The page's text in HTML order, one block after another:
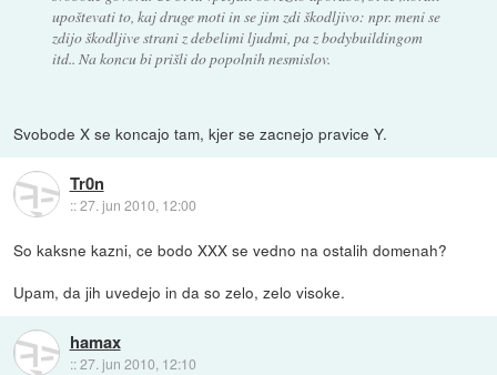
upoštevati to, kaj druge moti in se jim zdi škodljivo: npr. meni se
zdijo škodljive strani z debelimi ljudmi, pa z bodybuildingom
itd.. Na koncu bi prišli do popolnih nesmislov.
Svobode X se koncajo tam, kjer se zacnejo pravice Y.
Tr0n
::27. jun 2010, 12:00
So kaksne kazni, ce bodo XXX se vedno na ostalih domenah?
Upam, da jih uvedejo in da so zelo, zelo visoke.
hamax
::27. jun 2010, 12:10